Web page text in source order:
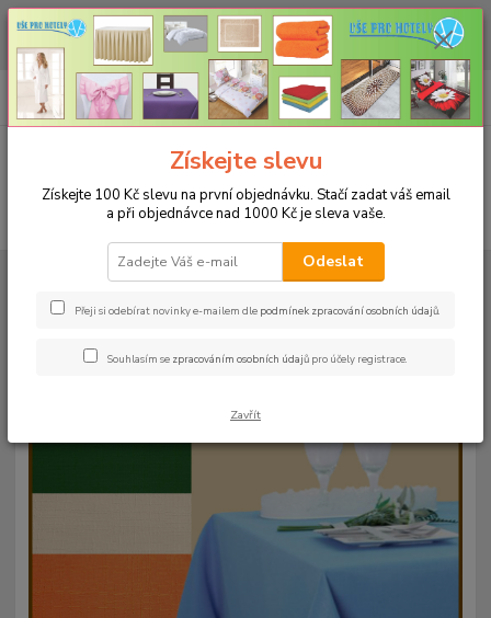
CHCETE NAKOUPIT VĚTŠÍ MNOŽSTVÍ NAŠICH PRODUKTŮ ZA LEPŠÍ
CENU? Klikněte ZDE
CZK
+420 773 794 023
Pondělí-pátek 9-16 hodin
0ks
za0 Kč
UBRUSY
Teflonové ubrusy jednobarevné s vodoodpudivou úpravou
Teflonový ubrus 140x240cm -
jeans 122
Získejte slevu
Získejte 100 Kč slevu na první objednávku. Stačí zadat váš email
a při objednávce nad 1000 Kč je sleva vaše.
Odeslat
Přeji si odebírat novinky e-mailem dle podmínek zpracování osobních údajů.
Souhlasím se zpracováním osobních údajů pro účely registrace.
Zavřít